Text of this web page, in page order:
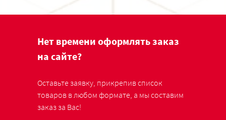
Нет времени оформлять заказ
на сайте?
Оставьте заявку, прикрепив список
товаров в любом формате, а мы составим
заказ за Вас!